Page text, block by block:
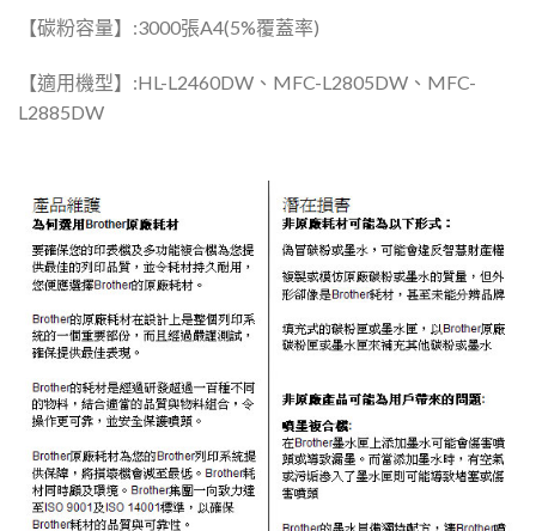
【碳粉容量】:3000張A4(5%覆蓋率)
【適用機型】:HL-L2460DW、MFC-L2805DW、MFC-
L2885DW